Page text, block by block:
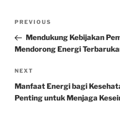
Previous
Post
PREVIOUS
Mendukung Kebijakan
Mendorong Energi
Next
Post
NEXT
Manfaat Energi bagi
Penting untuk Menjaga